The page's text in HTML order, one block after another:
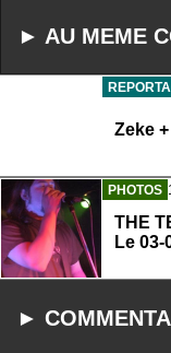
► AU MEME
Zeke
PHOTOS
THE
Le 03-
►